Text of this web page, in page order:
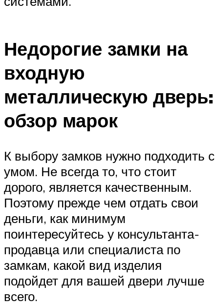
Недорогие замки на
входную
металлическую дверь:
обзор марок
К выбору замков нужно подходить с
умом. Не всегда то, что стоит
дорого, является качественным.
Поэтому прежде чем отдать свои
деньги, как минимум
поинтересуйтесь у консультанта-
продавца или специалиста по
замкам, какой вид изделия
подойдет для вашей двери лучше
всего.